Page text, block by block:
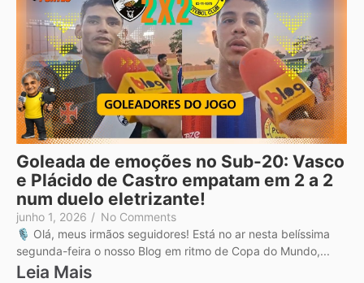
Goleada de emoções no Sub-20: Vasco
e Plácido de Castro empatam em 2 a 2
num duelo eletrizante!
junho 1, 2026 / No Comments
🎙️ Olá, meus irmãos seguidores! Está no ar nesta belíssima
segunda-feira o nosso Blog em ritmo de Copa do Mundo,...
Leia Mais